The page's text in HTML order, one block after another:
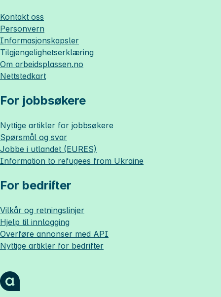
Kontakt oss
Personvern
Informasjonskapsler
Tilgjengelighetserklæring
Om arbeidsplassen.no
Nettstedkart
For jobbsøkere
Nyttige artikler for jobbsøkere
Spørsmål og svar
Jobbe i utlandet (EURES)
Information to refugees from Ukraine
For bedrifter
Vilkår og retningslinjer
Hjelp til innlogging
Overføre annonser med API
Nyttige artikler for bedrifter